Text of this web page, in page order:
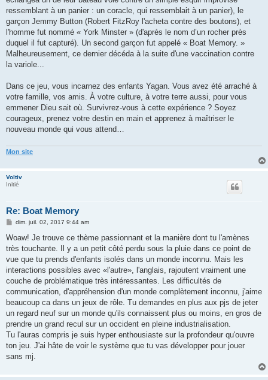
ressemblant à un panier : un coracle, qui ressemblait à un panier), le
garçon Jemmy Button (Robert FitzRoy l'acheta contre des boutons), et
l'homme fut nommé « York Minster » (d'après le nom d’un rocher près
duquel il fut capturé). Un second garçon fut appelé « Boat Memory. »
Malheureusement, ce dernier décéda à la suite d'une vaccination contre
la variole...
Dans ce jeu, vous incarnez des enfants Yagan. Vous avez été arraché à
votre famille, vos amis. À votre culture, à votre terre aussi, pour vous
emmener Dieu sait où. Survivrez-vous à cette expérience ? Soyez
courageux, prenez votre destin en main et apprenez à maîtriser le
nouveau monde qui vous attend…
Mon site
Voltiv
Initié
Re: Boat Memory
M
s
a
g
dim. juil. 02, 2017 9:44 am
Woaw! Je trouve ce thème passionnant et la manière dont tu l'amènes
très touchante. Il y a un petit côté perdu sous la pluie dans ce point de
vue que tu prends d'enfants isolés dans un monde inconnu. Mais les
interactions possibles avec «l'autre», l'anglais, rajoutent vraiment une
couche de problématique très intéressantes. Les difficultés de
communication, d'appréhension d'un monde complètement inconnu, j'aime
beaucoup ca dans un jeux de rôle. Tu demandes en plus aux pjs de jeter
un regard neuf sur un monde qu'ils connaissent plus ou moins, en gros de
prendre un grand recul sur un occident en pleine industrialisation.
Tu l'auras compris je suis hyper enthousiaste sur la profondeur qu'ouvre
ton jeu. J'ai hâte de voir le système que tu vas développer pour jouer
sans mj.